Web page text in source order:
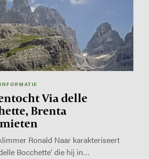
Via delle
Brenta
Ronald Naar karakteriseert
Bocchette' die hij in…